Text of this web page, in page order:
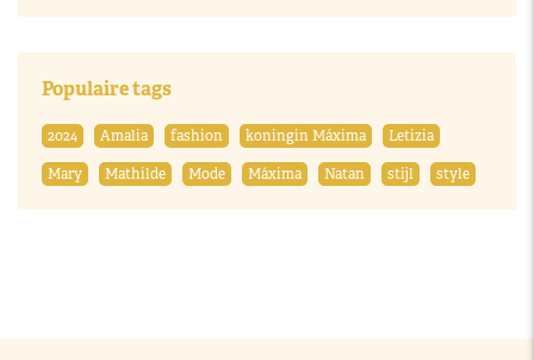
Populaire tags
2024 Amalia fashion koningin Máxima
Letizia
Mary
Mathilde Mode Máxima Natan stijl style